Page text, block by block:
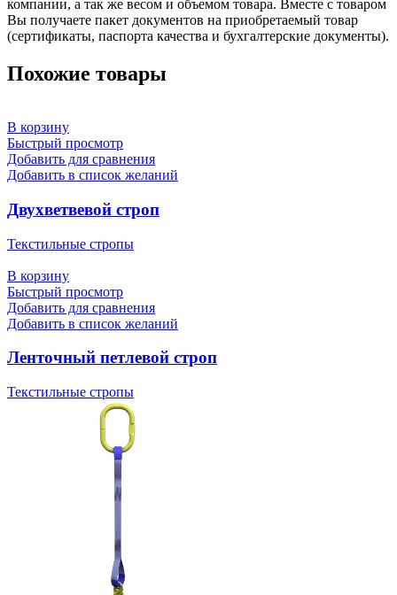
компании, а так же весом и объемом товара. Вместе с товаром
Вы получаете пакет документов на приобретаемый товар
(сертификаты, паспорта качества и бухгалтерские документы).
Похожие товары
В корзину
Быстрый просмотр
Добавить для сравнения
Добавить в список желаний
Двухветвевой строп
Текстильные стропы
В корзину
Быстрый просмотр
Добавить для сравнения
Добавить в список желаний
Ленточный петлевой строп
Текстильные стропы